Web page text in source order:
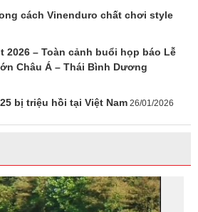
cách Vinenduro chất chơi style
2026 – Toàn cảnh buổi họp báo Lễ
Châu Á – Thái Bình Dương
bị triệu hồi tại Việt Nam 26/01/2026